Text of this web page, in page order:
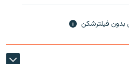
فیلترشکن